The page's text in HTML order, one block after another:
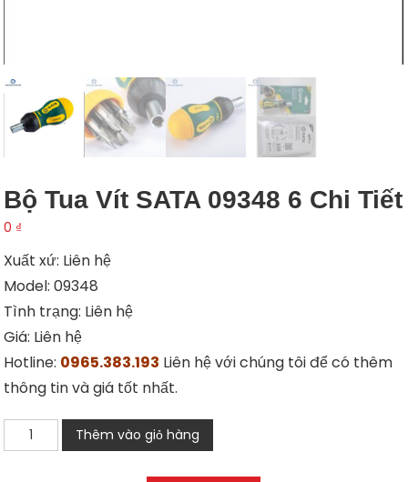
Bộ Tua Vít SATA 09348 6 Chi Tiết
0 ₫
Xuất xứ: Liên hệ
Model: 09348
Tình trạng: Liên hệ
Giá: Liên hệ
Hotline: 0965.383.193 Liên hệ với chúng tôi để có thêm
thông tin và giá tốt nhất.
tua
Thêm vào giỏ hàng